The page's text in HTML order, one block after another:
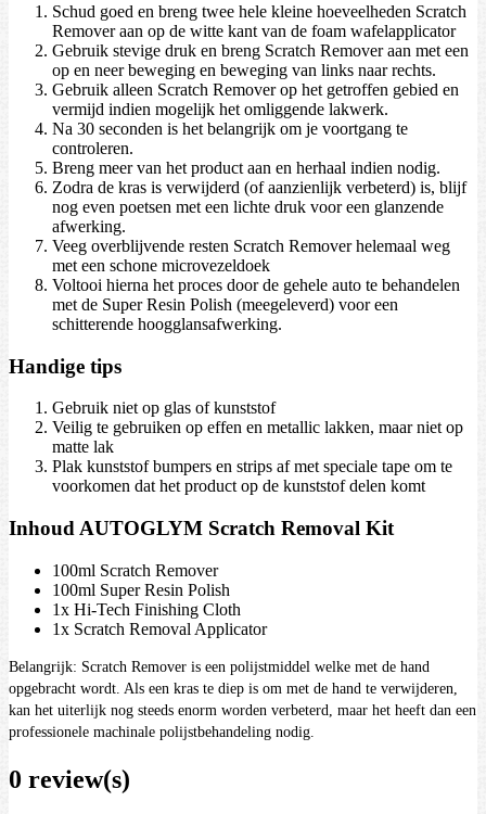
Schud goed en breng twee hele kleine hoeveelheden Scratch
Remover aan op de witte kant van de foam wafelapplicator
Gebruik stevige druk en breng Scratch Remover aan met een
op en neer beweging en beweging van links naar rechts.
Gebruik alleen Scratch Remover op het getroffen gebied en
vermijd indien mogelijk het omliggende lakwerk.
Na 30 seconden is het belangrijk om je voortgang te
controleren.
Breng meer van het product aan en herhaal indien nodig.
Zodra de kras is verwijderd (of aanzienlijk verbeterd) is, blijf
nog even poetsen met een lichte druk voor een glanzende
afwerking.
Veeg overblijvende resten Scratch Remover helemaal weg
met een schone microvezeldoek
Voltooi hierna het proces door de gehele auto te behandelen
met de Super Resin Polish (meegeleverd) voor een
schitterende hoogglansafwerking.
Handige tips
Gebruik niet op glas of kunststof
Veilig te gebruiken op effen en metallic lakken, maar niet op
matte lak
Plak kunststof bumpers en strips af met speciale tape om te
voorkomen dat het product op de kunststof delen komt
Inhoud AUTOGLYM Scratch Removal Kit
100ml Scratch Remover
100ml Super Resin Polish
1x Hi-Tech Finishing Cloth
1x Scratch Removal Applicator
Belangrijk: Scratch Remover is een polijstmiddel welke met de hand
opgebracht wordt. Als een kras te diep is om met de hand te verwijderen,
kan het uiterlijk nog steeds enorm worden verbeterd, maar het heeft dan een
professionele machinale polijstbehandeling nodig.
0 review(s)